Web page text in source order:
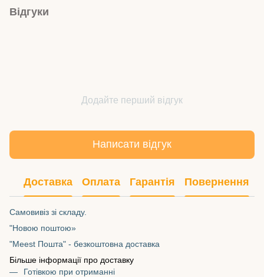
Відгуки
Додайте перший відгук
Написати відгук
Доставка Оплата Гарантія Повернення
Самовивіз зі складу.
"Новою поштою»
"Meest Пошта" - безкоштовна доставка
Більше інформації про доставку
Готівкою при отриманні